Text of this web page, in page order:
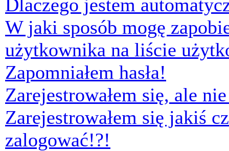
Dlaczego jestem
W jaki sposób mogę
użytkownika na liście
Zapomniałem hasła!
Zarejestrowałem się, ale
Zarejestrowałem się jakiś
zalogować!?!